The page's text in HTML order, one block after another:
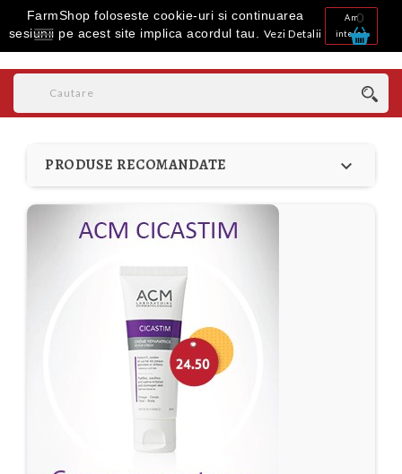

0
PRODUSE RECOMANDATE 
FarmShop foloseste cookie-uri si continuarea
sesiunii pe acest site implica acordul tau. Vezi Detalii
Am
inteles